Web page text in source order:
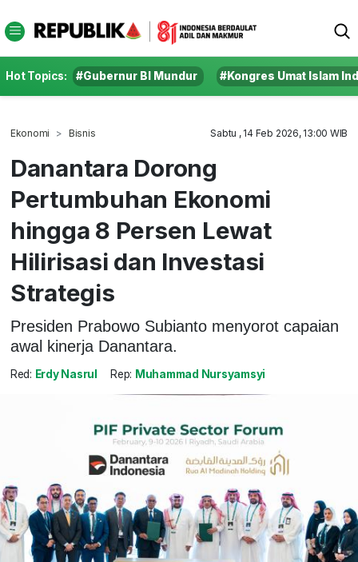
Hot Topics: #Gubernur BI Mundur #Kongres Umat Islam
Ekonomi Bisnis Sabtu , 14 Feb 2026, 13:00 WIB
Danantara Dorong
Pertumbuhan Ekonomi
hingga 8 Persen Lewat
Hilirisasi dan Investasi
Strategis
Presiden Prabowo Subianto menyorot capaian
awal kinerja Danantara.
Red: Erdy Nasrul Rep: Muhammad Nursyamsyi